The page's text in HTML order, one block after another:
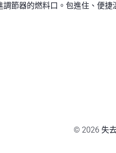
節器的燃料口。包進住、便捷
© 2026 失